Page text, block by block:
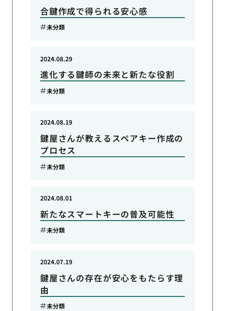
合鍵作成で得られる安心感
未分類
進化する鍵師の未来と新たな役割
2024.08.29
未分類
鍵屋さんが教えるスペアキー作成の
プロセス
2024.08.19
未分類
新たなスマートキーの普及可能性
2024.08.01
未分類
鍵屋さんの存在が安心をもたらす理
由
2024.07.19
未分類